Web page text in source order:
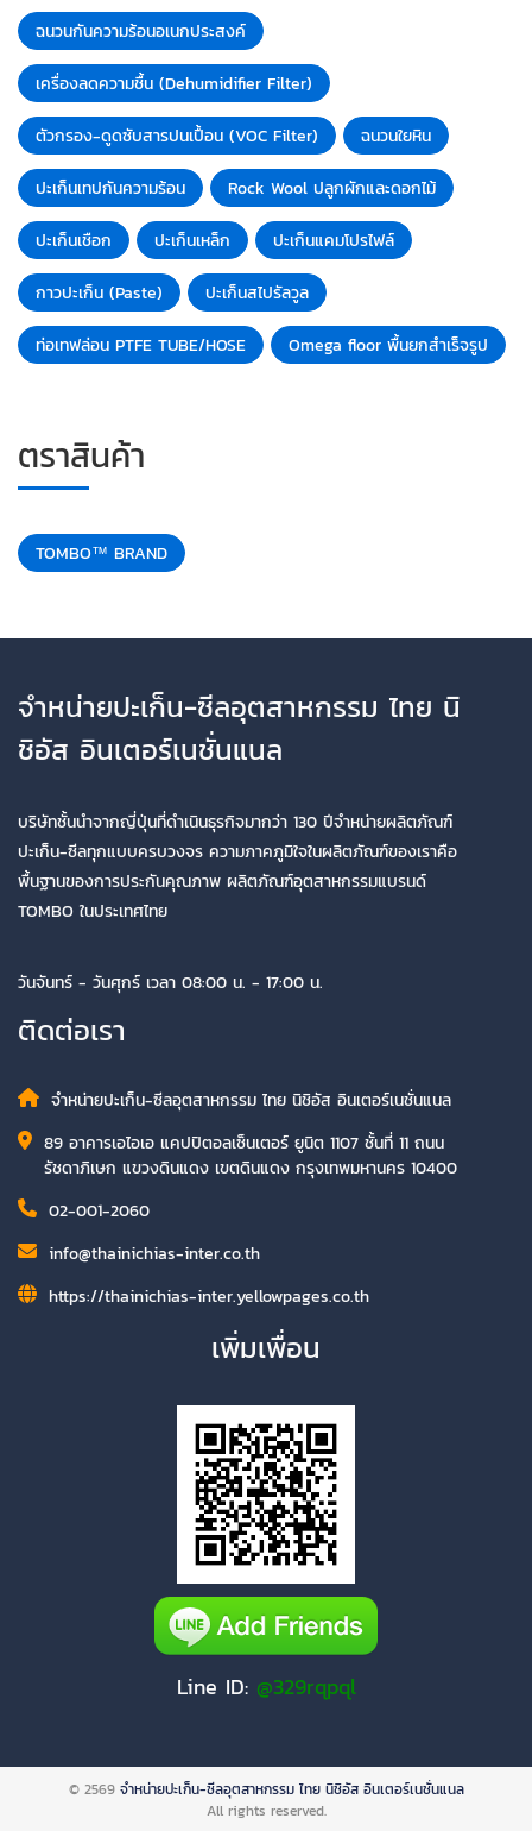
ฉนวนกันความร้อนอเนกประสงค์
เครื่องลดความชื้น (Dehumidifier Filter)
ตัวกรอง-ดูดซับสารปนเปื้อน (VOC Filter) ฉนวนใยหิน
ปะเก็นเทปกันความร้อน Rock Wool ปลูกผักและดอกไม้
ปะเก็นเชือก ปะเก็นเหล็ก ปะเก็นแคมโปรไฟล์
กาวปะเก็น (Paste) ปะเก็นสไปรัลวูล
ท่อเทฟล่อน PTFE TUBE/HOSE Omega floor พื้นยกสำเร็จรูป
ตราสินค้า
TOMBO™ BRAND
จำหน่ายปะเก็น-ซีลอุตสาหกรรม ไทย นิ
ชิอัส อินเตอร์เนชั่นแนล
บริษัทชั้นนำจากญี่ปุ่นที่ดำเนินธุรกิจมากว่า 130 ปีจำหน่ายผลิตภัณฑ์
ปะเก็น-ซีลทุกแบบครบวงจร ความภาคภูมิใจในผลิตภัณฑ์ของเราคือ
พื้นฐานของการประกันคุณภาพ ผลิตภัณฑ์อุตสาหกรรมแบรนด์
TOMBO ในประเทศไทย
วันจันทร์ - วันศุกร์ เวลา 08:00 น. - 17:00 น.
ติดต่อเรา
จำหน่ายปะเก็น-ซีลอุตสาหกรรม ไทย นิชิอัส อินเตอร์เนชั่นแนล
89 อาคารเอไอเอ แคปปิตอลเซ็นเตอร์ ยูนิต 1107 ชั้นที่ 11 ถนน
รัชดาภิเษก แขวงดินแดง เขตดินแดง กรุงเทพมหานคร 10400
02-001-2060
info@thainichias-inter.co.th
https://thainichias-inter.yellowpages.co.th
เพิ่มเพื่อน
Line ID: @329rqpql
© 2569 จำหน่ายปะเก็น-ซีลอุตสาหกรรม ไทย นิชิอัส อินเตอร์เนชั่นแนล
All rights reserved.